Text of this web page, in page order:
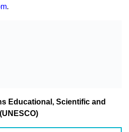
.
Educational, Scientific and